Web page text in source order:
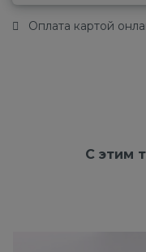
Оплата картой
С этим